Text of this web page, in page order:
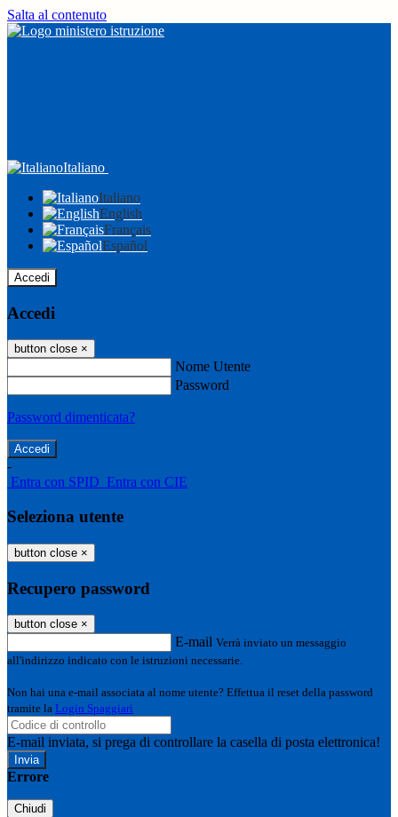
Salta al contenuto
Italiano
Italiano
English
Français
Español
Accedi
Accedi
button close ×
Nome Utente
Password
Password dimenticata?
-
Entra con SPID Entra con CIE
Seleziona utente
button close ×
Recupero password
button close ×
E-mail Verrà inviato un messaggio
all'indirizzo indicato con le istruzioni necessarie.
Non hai una e-mail associata al nome utente? Effettua il reset della password
tramite la Login Spaggiari
E-mail inviata, si prega di controllare la casella di posta elettronica!
Errore
Chiudi